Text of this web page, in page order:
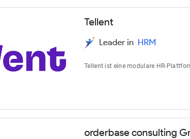
Tellent
Leader in HRM
Tellent ist eine modulare HR-
orderbase consulting